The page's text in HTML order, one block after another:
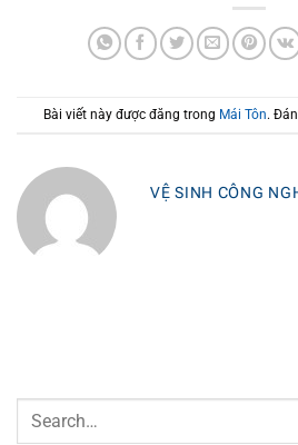
Bài viết này được đăng trong Mái Tôn.
VỆ SINH CÔNG